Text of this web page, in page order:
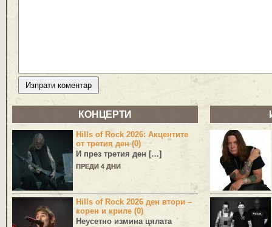
КОНЦЕРТИ
Hills of Rock 2026: Акцентите
от третия ден (0)
И през третия ден […]
ПРЕДИ 4 ДНИ
Hills of Rock 2026 ден втори –
корен и криле (0)
Неусетно измина цялата